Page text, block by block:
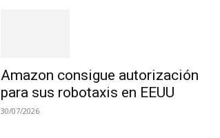
Amazon consigue autorización
para sus robotaxis en EEUU
30/07/2026